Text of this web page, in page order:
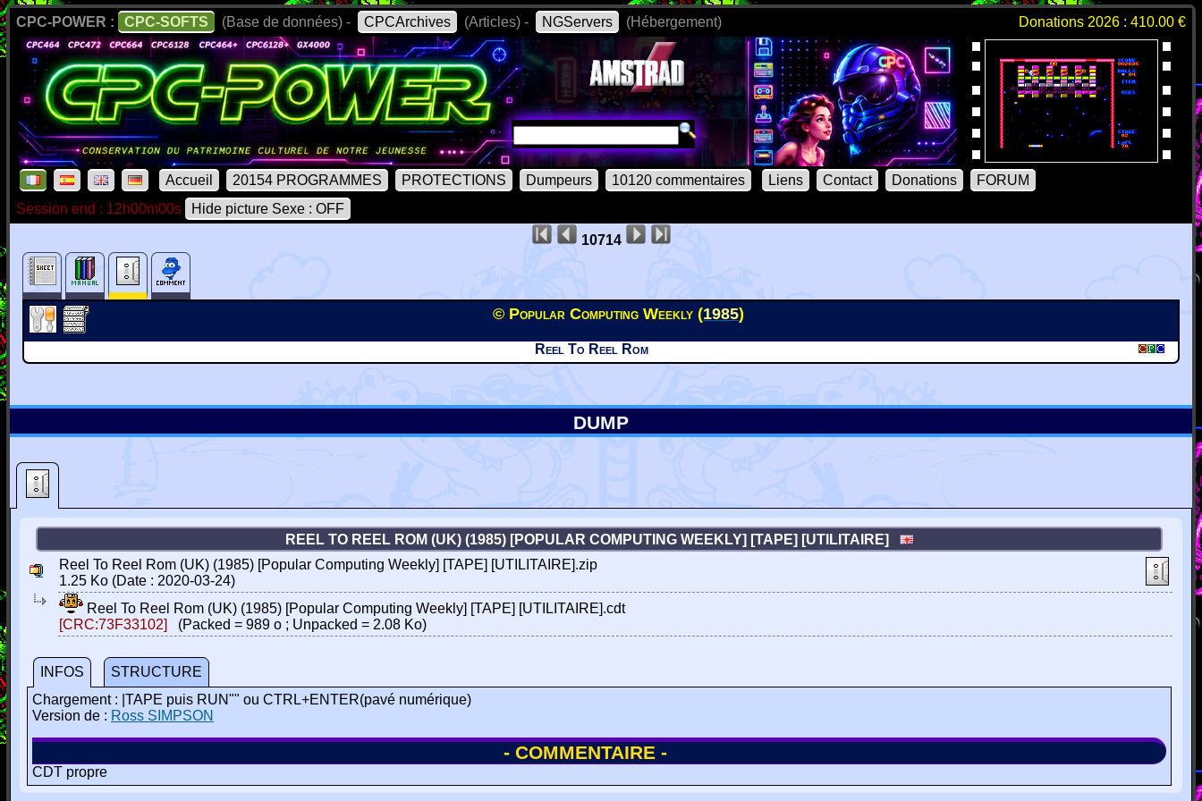
CPC-POWER : CPC-SOFTS (Base de données) - CPCArchives (Articles) - NGServers (Hébergement) Donations 2026 : 410.00 €
Accueil 20154 PROGRAMMES PROTECTIONS Dumpeurs 10120 commentaires Liens Contact Donations
FORUM
Session end : 12h00m00s
Hide picture Sexe : OFF
10714
© Popular Computing Weekly (1985)
Reel To Reel Rom
DUMP
REEL TO REEL ROM (UK) (1985) [POPULAR COMPUTING WEEKLY] [TAPE] [UTILITAIRE]
Reel To Reel Rom (UK) (1985) [Popular Computing Weekly] [TAPE] [UTILITAIRE].zip
1.25 Ko (Date : 2020-03-24)
Reel To Reel Rom (UK) (1985) [Popular Computing Weekly] [TAPE] [UTILITAIRE].cdt
[CRC:73F33102]
(Packed = 989 o ; Unpacked = 2.08 Ko)
INFOS
STRUCTURE
Chargement : |TAPE puis RUN"" ou CTRL+ENTER(pavé numérique)
Version de : Ross SIMPSON
- COMMENTAIRE -
CDT propre